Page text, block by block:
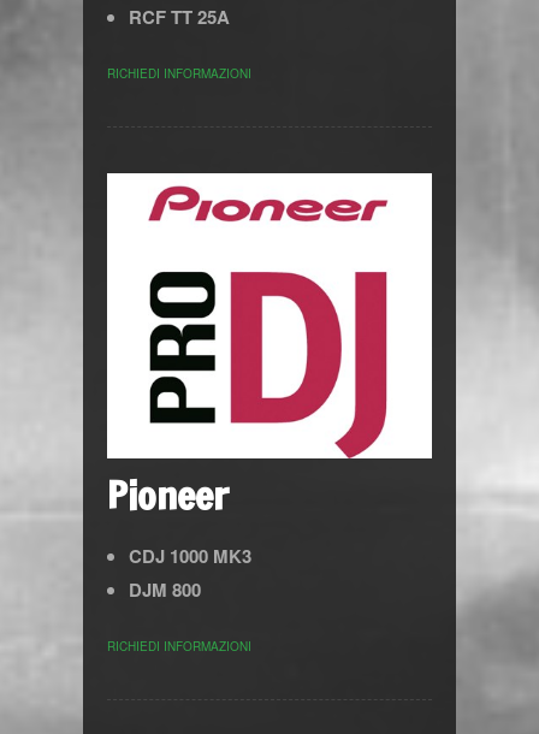
RCF TT 25A
RICHIEDI INFORMAZIONI
Pioneer
CDJ 1000 MK3
DJM 800
RICHIEDI INFORMAZIONI